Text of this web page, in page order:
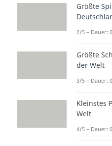
nehmen
Straßen
und
Platz
Größte
2/5 – Dauer:
Größte
der Welt
3/5 – Dauer:
Kleinstes
Welt
4/5 – Dauer: